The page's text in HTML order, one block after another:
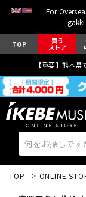
For
TOP 買う
ストア
【重要】熊本
TOP ONLINE